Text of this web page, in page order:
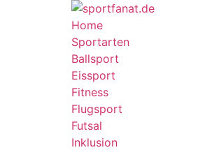
Home
Sportarten
Ballsport
Eissport
Fitness
Flugsport
Futsal
Inklusion